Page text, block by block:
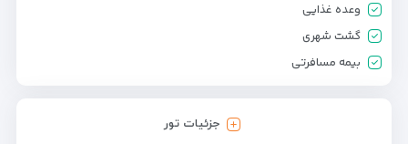
وعده غذایی
گشت شهری
بیمه مسافرتی
جزئیات تور